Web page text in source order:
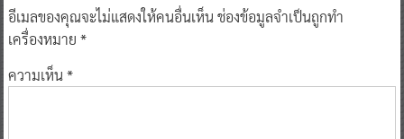
อีเมลของคุณจะไม่แสดงให้คนอื่นเห็นช่องข้อมูลจำเป็นถูกทำ
เครื่องหมาย *
ความเห็น*